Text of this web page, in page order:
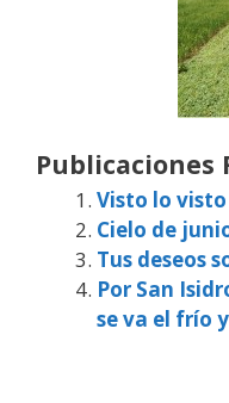
Publicaciones
Visto lo
Cielo de
Tus deseos
Por San
se va el frío